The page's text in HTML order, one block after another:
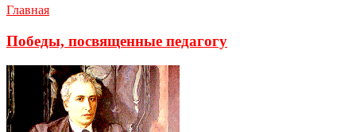
Главная
Победы, посвященные педагогу